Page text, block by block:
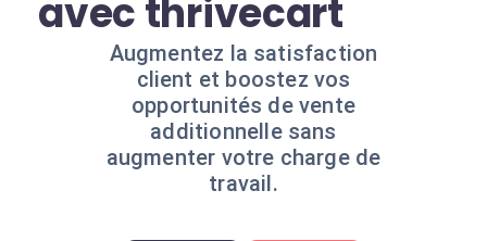
avec thrivecart
Augmentez la satisfaction
client et boostez vos
opportunités de vente
additionnelle sans
augmenter votre charge de
travail.